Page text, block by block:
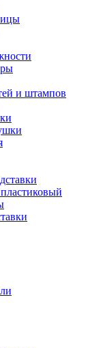
и штампов